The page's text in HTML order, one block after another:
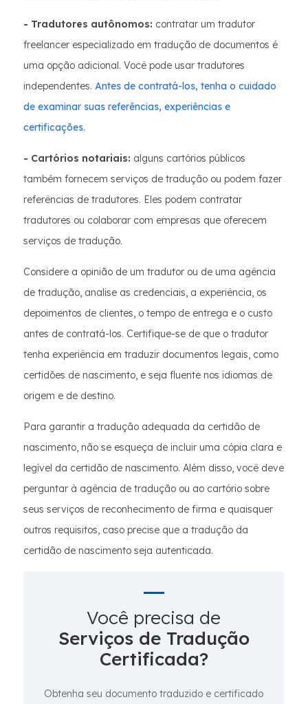
- Tradutores autônomos: contratar um tradutor
freelancer especializado em tradução de documentos é
uma opção adicional. Você pode usar tradutores
independentes. Antes de contratá-los, tenha o cuidado
de examinar suas referências, experiências e
certificações.
- Cartórios notariais: alguns cartórios públicos
também fornecem serviços de tradução ou podem fazer
referências de tradutores. Eles podem contratar
tradutores ou colaborar com empresas que oferecem
serviços de tradução.
Considere a opinião de um tradutor ou de uma agência
de tradução, analise as credenciais, a experiência, os
depoimentos de clientes, o tempo de entrega e o custo
antes de contratá-los. Certifique-se de que o tradutor
tenha experiência em traduzir documentos legais, como
certidões de nascimento, e seja fluente nos idiomas de
origem e de destino.
Para garantir a tradução adequada da certidão de
nascimento, não se esqueça de incluir uma cópia clara e
legível da certidão de nascimento. Além disso, você deve
perguntar à agência de tradução ou ao cartório sobre
seus serviços de reconhecimento de firma e quaisquer
outros requisitos, caso precise que a tradução da
certidão de nascimento seja autenticada.
Você precisa de
Serviços de Tradução
Certificada?
Obtenha seu documento traduzido e certificado